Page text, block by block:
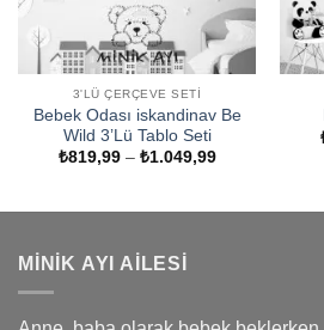
3'LÜ ÇERÇEVE SETI
Bebek Odası iskandinav Be
Wild 3’Lü Tablo Seti
₺819,99 – ₺1.049,99Fiyat
MINIK AYI AILESI